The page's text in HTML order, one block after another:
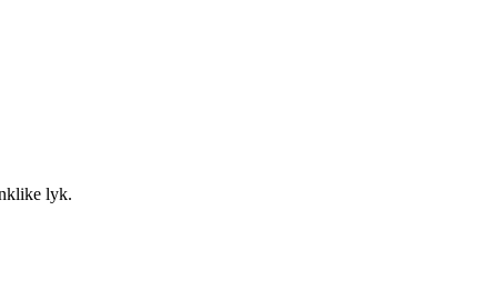
lyk.